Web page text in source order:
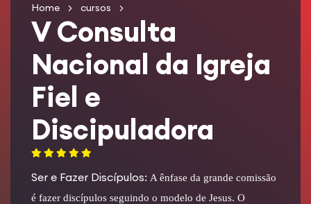
Home cursos
V Consulta
Nacional da Igreja
Fiel e
Discipuladora
Ser e Fazer Discípulos: A ênfase da grande comissão
é fazer discípulos seguindo o modelo de Jesus. O